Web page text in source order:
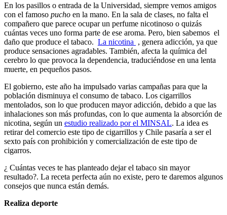
En los pasillos o entrada de la Universidad, siempre vemos amigos
con el famoso pucho en la mano. En la sala de clases, no falta el
compañero que parece ocupar un perfume nicotinoso o quizás
cuántas veces uno forma parte de ese aroma. Pero, bien sabemos el
daño que produce el tabaco. La nicotina , genera adicción, ya que
produce sensaciones agradables. También, afecta la química del
cerebro lo que provoca la dependencia, traduciéndose en una lenta
muerte, en pequeños pasos.
El gobierno, este año ha impulsado varias campañas para que la
población disminuya el consumo de tabaco. Los cigarrillos
mentolados, son lo que producen mayor adicción, debido a que las
inhalaciones son más profundas, con lo que aumenta la absorción de
nicotina, según un estudio realizado por el MINSAL. La idea es
retirar del comercio este tipo de cigarrillos y Chile pasaría a ser el
sexto país con prohibición y comercialización de este tipo de
cigarros.
¿ Cuántas veces te has planteado dejar el tabaco sin mayor
resultado?. La receta perfecta aún no existe, pero te daremos algunos
consejos que nunca están demás.
Realiza deporte